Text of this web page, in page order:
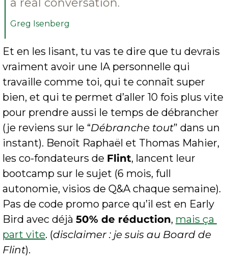
a real conversation.
Greg Isenberg
Et en les lisant, tu vas te dire que tu devrais
vraiment avoir une IA personnelle qui
travaille comme toi, qui te connaît super
bien, et qui te permet d’aller 10 fois plus vite
pour prendre aussi le temps de débrancher
(je reviens sur le “Débranche tout” dans un
instant). Benoît Raphaël et Thomas Mahier,
les co-fondateurs de Flint, lancent leur
bootcamp sur le sujet (6 mois, full
autonomie, visios de Q&A chaque semaine).
Pas de code promo parce qu’il est en Early
Bird avec déjà 50% de réduction, mais ça
part vite. (disclaimer : je suis au Board de
Flint).